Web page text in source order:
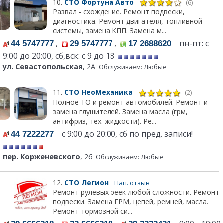
10. СТО Фортуна Авто (6)
Развал - схождение. Ремонт подвески,
диагностика. Ремонт двигателя, топливной
системы, замена КПП. Замена м...
44 5747777 , 29 5747777 , 17 2688620 пн-пт: с
9:00 до 20:00, сб,вск: с 9 до 18
ул. Севастопольская, 2А Обслуживаем: Любые
11. СТО НеоМеханика (2)
Полное ТО и ремонт автомобилей. Ремонт и
замена глушителей. Замена масла (грм,
антифриз, тех. жидкости). Ре...
44 7222277 с 9:00 до 20:00, сб по пред. записи!
пер. Корженевского, 26 Обслуживаем: Любые
12. СТО Легион Нап. отзыв
Ремонт рулевых реек любой сложности. Ремонт
подвески. Замена ГРМ, цепей, ремней, масла.
Ремонт тормозной си...